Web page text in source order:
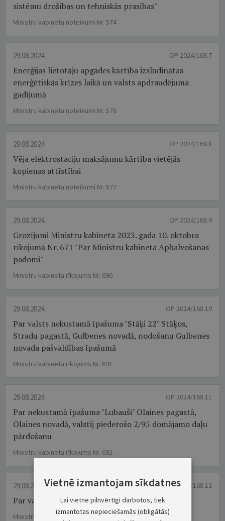
sistēmu drošības un tehniskās prasības"
Ministru kabineta noteikumi Nr. 574
29.08.2024. OP 2024/168.7
Enerģijas lietotāju apgādes kārtība izsludinātas
enerģētiskās krīzes laikā un valsts apdraudējuma
gadījumā
Ministru kabineta noteikumi Nr. 576
29.08.2024. OP 2024/168.8
Vēja elektrostaciju maksājumu kārtība vietējās
kopienas attīstībai
Ministru kabineta noteikumi Nr. 577
29.08.2024. OP 2024/168.9
Grozījumi Ministru kabineta 2023. gada 10. oktobra
rīkojumā Nr. 671 "Par Ministru kabineta Apbalvošanas
padomi"
Ministru kabineta rīkojums Nr. 690
29.08.2024. OP 2024/168.10
Par valsts nekustamā īpašuma "Stāķi 22" Stāķos,
Stradu pagastā, Gulbenes novadā, nodošanu Gulbenes
novada pašvaldības īpašumā
Ministru kabineta rīkojums Nr. 691
29.08.2024. OP 2024/168.11
Par nekustamā īpašuma "Lubauši" Olaines pagastā,
Olaines novadā, valstij piederošo 2/95 domājamo daļu
pārdošanu
Ministru kabineta rīkojums Nr. 692
29.08.2024. OP 2024/168.12
Par valsts nekustamo īpašumu pārdošanu
Ministru kabineta rīkojums Nr. 693
Vietnē izmantojam sīkdatnes
Lai vietne pilnvērtīgi darbotos, tiek
izmantotas nepieciešamās (obligātās)